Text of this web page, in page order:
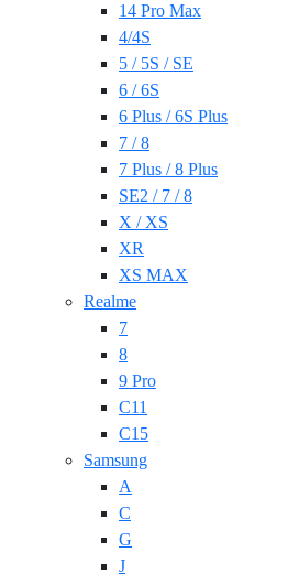
14 Pro Max
4/4S
5 / 5S / SE
6 / 6S
6 Plus / 6S Plus
7 / 8
7 Plus / 8 Plus
SE2 / 7 / 8
X / XS
XR
XS MAX
Realme
7
8
9 Pro
C11
C15
Samsung
A
C
G
J